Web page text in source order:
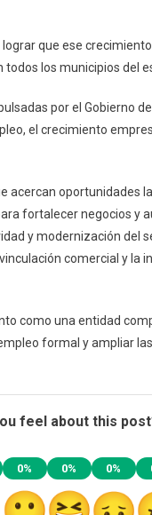
que ese
los municipios del
por el Gobierno
el crecimiento
acercan oportunidades
fortalecer negocios y
y modernización del
comercial y la
como una entidad
formal y ampliar
feel about this
0% 0% 0%